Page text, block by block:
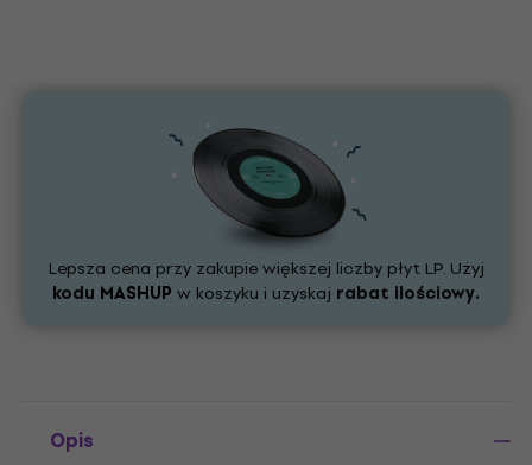
Lepsza cena przy zakupie większej liczby płyt LP. Użyj
kodu MASHUP w koszyku i uzyskaj rabat ilościowy.
Opis